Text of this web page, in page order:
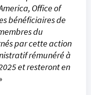
Office of
bénéficiaires de
du
par cette action
rémunéré à
et resteront en